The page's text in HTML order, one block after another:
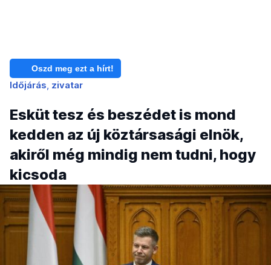
Oszd meg ezt a hírt!
Időjárás zivatar
Esküt tesz és beszédet is mond
kedden az új köztársasági elnök,
akiről még mindig nem tudni, hogy
kicsoda